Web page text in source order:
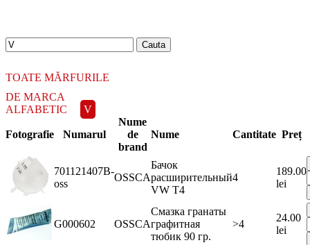
TOATE MĂRFURILE
DE MARCA
ALFABETIC
V
Fotografie Numarul
Nume
de
brand
Nume Cantitate Preț
701121407B-
oss
OSSCA
Бачок
расширительный
VW Т4
4
189.00
lei
G000602 OSSCA
Смазка гранаты
графитная
тюбик 90 гр.
>4
24.00
lei